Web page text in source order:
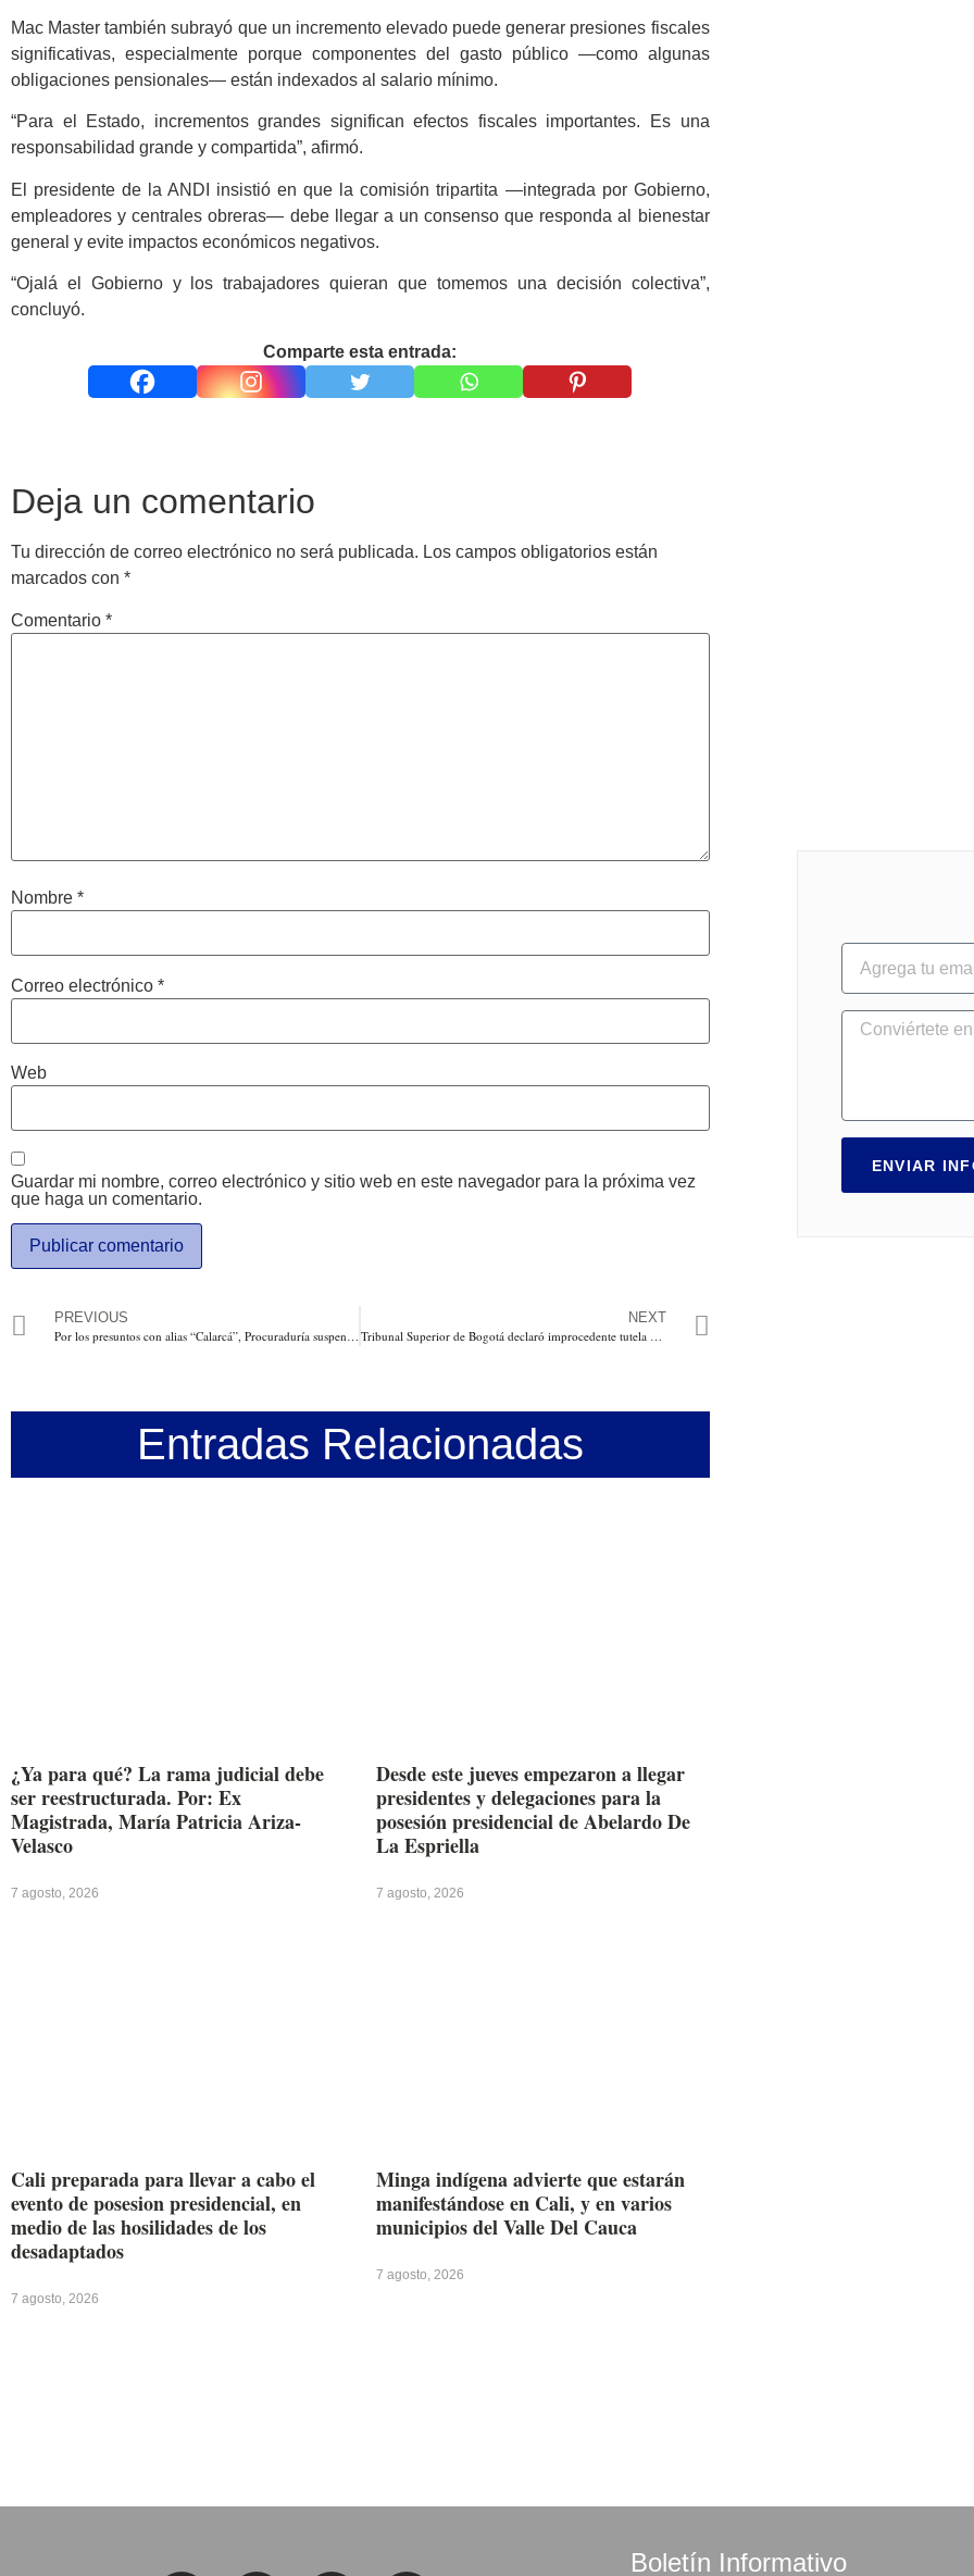
Mac Master también subrayó que un incremento elevado puede generar presiones fiscales
significativas, especialmente porque componentes del gasto público —como algunas
obligaciones pensionales— están indexados al salario mínimo.
“Para el Estado, incrementos grandes significan efectos fiscales importantes. Es una
responsabilidad grande y compartida”, afirmó.
El presidente de la ANDI insistió en que la comisión tripartita —integrada por Gobierno,
empleadores y centrales obreras— debe llegar a un consenso que responda al bienestar
general y evite impactos económicos negativos.
“Ojalá el Gobierno y los trabajadores quieran que tomemos una decisión colectiva”,
concluyó.
Comparte esta entrada:
Deja un comentario
Tu dirección de correo electrónico no será publicada. Los campos obligatorios están
marcados con *
Comentario *
Nombre *
Correo electrónico *
Web
Guardar mi nombre, correo electrónico y sitio web en este navegador para la próxima vez
que haga un comentario.
PREVIOUS
Por los presuntos con alias “Calarcá”, Procuraduría suspende al general Juan Miguel Huertas, y al director de inteligencia de la DNI, Wilmar Mejía
NEXT
Tribunal Superior de Bogotá declaró improcedente tutela que buscaba tumbar los requisitos del CNE al Pacto Histórico
Entradas Relacionadas
¿Ya para qué? La rama judicial debe
ser reestructurada. Por: Ex
Magistrada, María Patricia Ariza-
Velasco
7 agosto, 2026
Desde este jueves empezaron a llegar
presidentes y delegaciones para la
posesión presidencial de Abelardo De
La Espriella
7 agosto, 2026
Cali preparada para llevar a cabo el
evento de posesion presidencial, en
medio de las hosilidades de los
desadaptados
7 agosto, 2026
Minga indígena advierte que estarán
manifestándose en Cali, y en varios
municipios del Valle Del Cauca
7 agosto, 2026
ENVIAR
Boletín Informativo